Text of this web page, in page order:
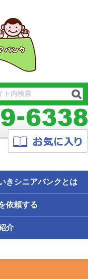
きシニアバンクとは
依頼する
介